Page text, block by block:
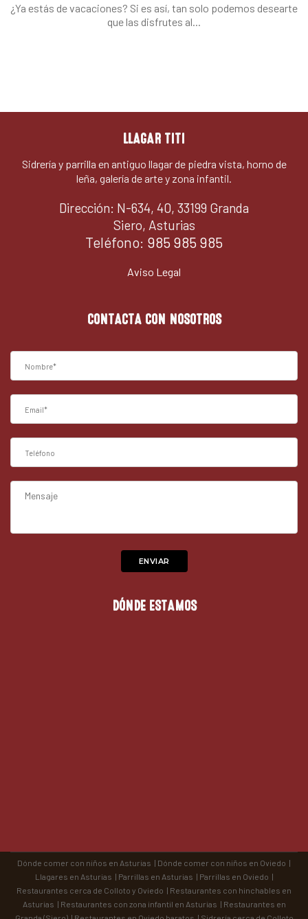
¿Ya estás de vacaciones? Si es así, tan solo podemos desearte
que las disfrutes al...
LLAGAR TITI
Sidrería y parrilla en antiguo llagar de piedra vista, horno de
leña, galería de arte y zona infantil.
Dirección: N-634, 40, 33199 Granda
Siero, Asturias
Teléfono: 985 985 985
Aviso Legal
CONTACTA CON NOSOTROS
DÓNDE ESTAMOS
Dónde comer con niños en Asturias | Dónde comer con niños en Oviedo |
Llagares en Asturias | Parrillas en Asturias | Parrillas en Oviedo |
Restaurantes cerca de Colloto y Oviedo | Restaurantes con hinchables en
Asturias | Restaurantes con zona infantil en Asturias | Restaurantes en